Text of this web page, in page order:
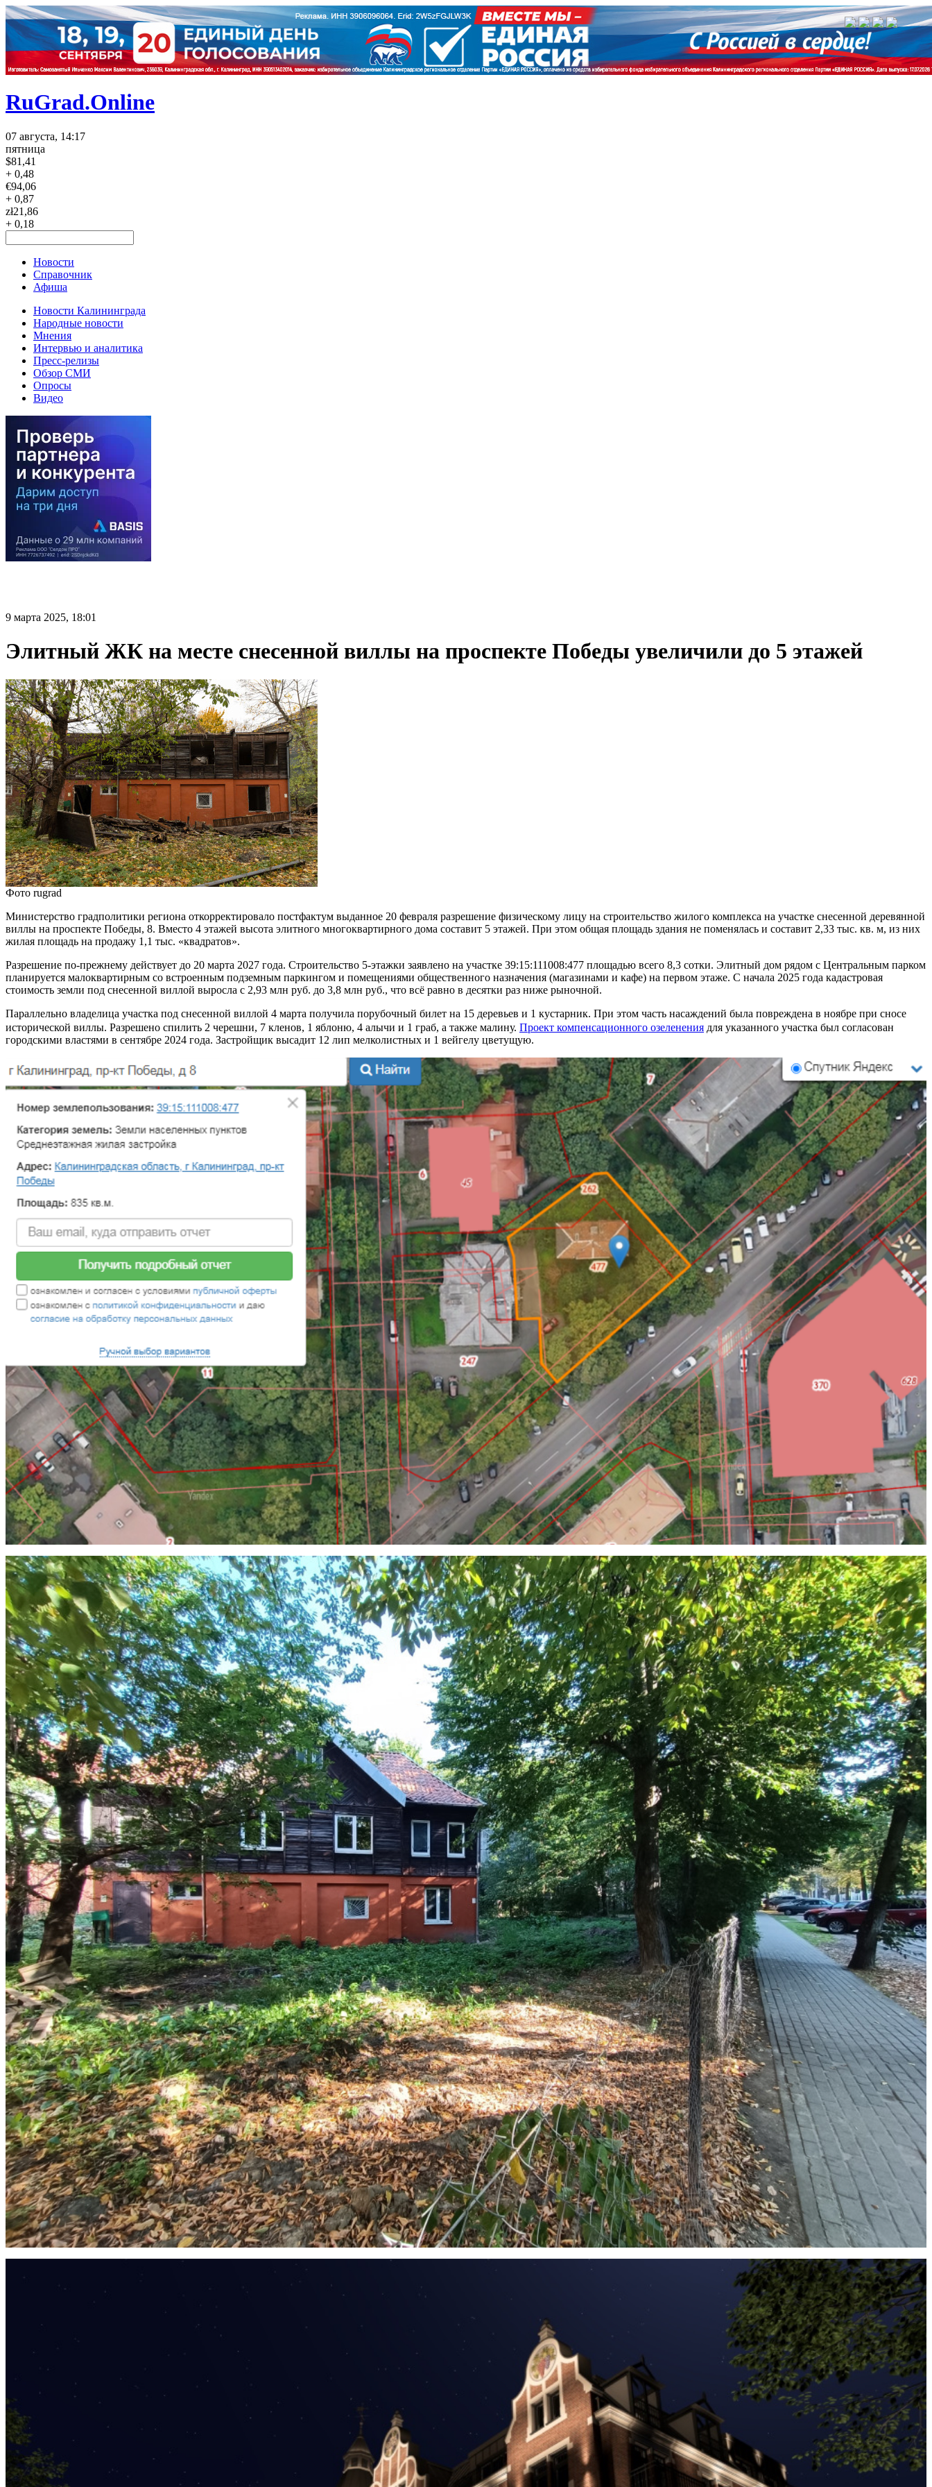
RuGrad.Online
07 августа, 14:17
пятница
$81,41
+ 0,48
€94,06
+ 0,87
zł21,86
+ 0,18
Новости
Справочник
Афиша
Новости Калининграда
Народные новости
Мнения
Интервью и аналитика
Пресс-релизы
Обзор СМИ
Опросы
Видео
9 марта 2025, 18:01
Элитный ЖК на месте снесенной виллы на проспекте Победы увеличили до 5 этажей
Фото rugrad
Министерство градполитики региона откорректировало постфактум выданное 20 февраля разрешение физическому лицу на строительство жилого комплекса на участке снесенной деревянной
виллы на проспекте Победы, 8. Вместо 4 этажей высота элитного многоквартирного дома составит 5 этажей. При этом общая площадь здания не поменялась и составит 2,33 тыс. кв. м, из них
жилая площадь на продажу 1,1 тыс. «квадратов».
Разрешение по-прежнему действует до 20 марта 2027 года. Строительство 5-этажки заявлено на участке 39:15:111008:477 площадью всего 8,3 сотки. Элитный дом рядом с Центральным парком
планируется малоквартирным со встроенным подземным паркингом и помещениями общественного назначения (магазинами и кафе) на первом этаже. С начала 2025 года кадастровая
стоимость земли под снесенной виллой выросла с 2,93 млн руб. до 3,8 млн руб., что всё равно в десятки раз ниже рыночной.
Параллельно владелица участка под снесенной виллой 4 марта получила порубочный билет на 15 деревьев и 1 кустарник. При этом часть насаждений была повреждена в ноябре при сносе
исторической виллы. Разрешено спилить 2 черешни, 7 кленов, 1 яблоню, 4 алычи и 1 граб, а также малину. Проект компенсационного озеленения для указанного участка был согласован
городскими властями в сентябре 2024 года. Застройщик высадит 12 лип мелколистных и 1 вейгелу цветущую.